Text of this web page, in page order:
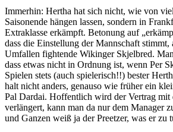
Immerhin: Hertha hat sich nicht, wie von
Saisonende hängen lassen, sondern in
Extraklasse erkämpft. Betonung auf
dass die Einstellung der Mannschaft
Umfallen fightende Wikinger Skjelbred.
dass etwas nicht in Ordnung ist, wenn Per
Spielen stets (auch spielerisch!!) bester
halt nicht anders, genauso wie früher ein
Pal Dardai. Hoffentlich wird der Vertrag mit
verlängert, kann man da nur dem Manager
und Ganzen weiß ja der Preetzer, was er zu